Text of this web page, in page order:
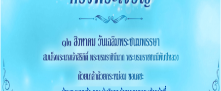
ความก้าวหน้าการจัดซื้อจัดจ้าง/จัดหาพัสดุ
O11 สรุปผลการจัดซื้อจัดจ้าง/จัดหาพัสดุรายเดือน
O12 รายงานสรุปผลการจัดซื้อจัดจ้าง/จัดหาพัสดุประจำปี
การบริหารและพัฒนาทรัพยากรบุคคล
O13 แผนบริหารและพัฒนาทรัพยากรบุคคล